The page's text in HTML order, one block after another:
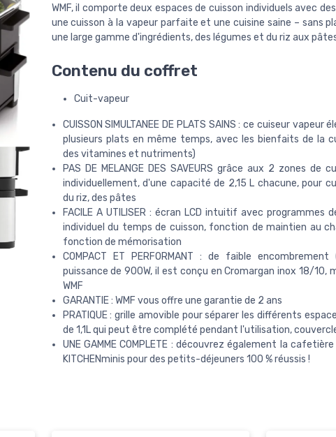
WMF, il comporte deux espaces de cuisson individuels avec
une cuisson à la vapeur parfaite et une cuisine saine – sans
une large gamme d'ingrédients, des légumes et du riz aux
Contenu du coffret
Cuit-vapeur
CUISSON SIMULTANEE DE PLATS SAINS : ce cuiseur
plusieurs plats en même temps, avec les bienfaits de la
des vitamines et nutriments)
PAS DE MELANGE DES SAVEURS grâce aux 2 zones de
individuellement, d'une capacité de 2,15 L chacune, pour
du riz, des pâtes
FACILE A UTILISER : écran LCD intuitif avec programmes
individuel du temps de cuisson, fonction de maintien au
fonction de mémorisation
COMPACT ET PERFORMANT : de faible
puissance de 900W, il est conçu en Cromargan inox 18/10,
WMF
GARANTIE : WMF vous offre une garantie de 2 ans
PRATIQUE : grille amovible pour séparer les différents
de 1,1L qui peut être complété pendant l'utilisation,
UNE GAMME COMPLETE : découvrez également la
KITCHENminis pour des petits-déjeuners 100 % réussis !